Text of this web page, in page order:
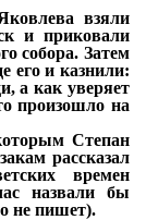
взяли
и приковали
собора. Затем
его и казнили:
а как уверяет
произошло на
Степан
рассказал
времен
назвали бы
не пишет).